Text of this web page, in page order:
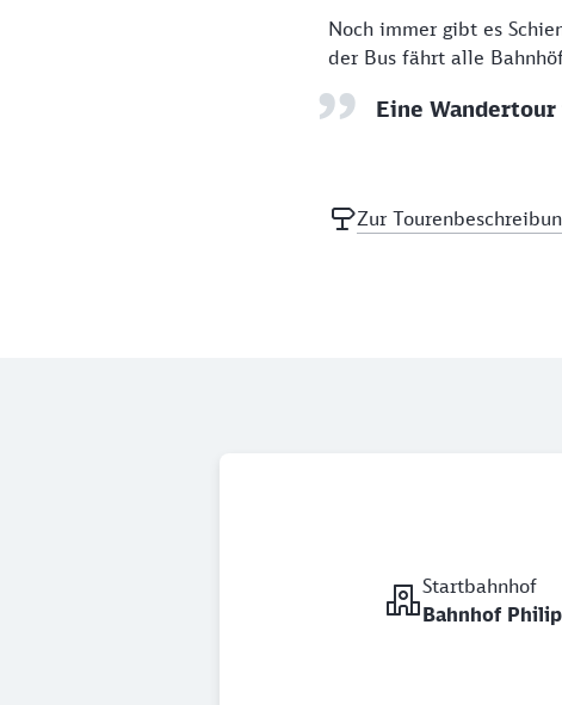
Noch immer gibt es
der Bus fährt alle
Eine
Zur
Startbahnhof
Bahnhof